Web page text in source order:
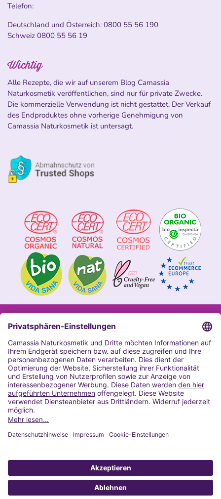
Telefon:
Deutschland und Österreich: 0800 55 56 190
Schweiz 0800 55 56 19
Wichtig
Alle Rezepte, die wir auf unserem Blog Camassia
Naturkosmetik veröffentlichen, sind nur für private Zwecke.
Die kommerzielle Verwendung ist nicht gestattet. Der Verkauf
des Endproduktes ohne vorherige Genehmigung von
Camassia Naturkosmetik ist untersagt.
Allgemeine Geschäftsbedingungen
Datenschutzerklärung Camassia
Widerrufsbelehrung
Copyright 2020 | Alle Rechte vorbehalten
© 2022 Powered by Presta Shop™. All Rights Reserved